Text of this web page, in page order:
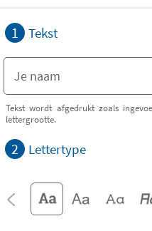
1 Tekst
Tekst wordt afgedrukt zoals
lettergrootte.
2 Lettertype